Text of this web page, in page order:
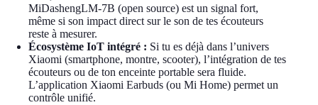
MiDashengLM-7B (open source) est un signal fort,
même si son impact direct sur le son de tes écouteurs
reste à mesurer.
Écosystème IoT intégré : Si tu es déjà dans l’univers
Xiaomi (smartphone, montre, scooter), l’intégration de tes
écouteurs ou de ton enceinte portable sera fluide.
L’application Xiaomi Earbuds (ou Mi Home) permet un
contrôle unifié.